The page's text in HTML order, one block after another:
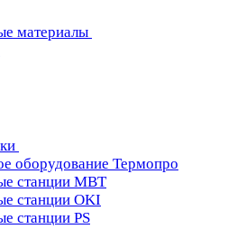
материалы
оборудование Термопро
станции MBT
станции OKI
станции PS